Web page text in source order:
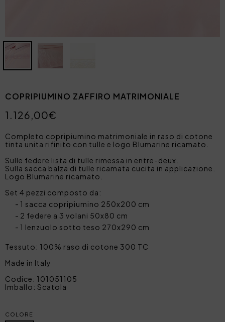
COPRIPIUMINO ZAFFIRO MATRIMONIALE
1.126,00€
Completo copripiumino matrimoniale in raso di cotone
tinta unita rifinito con tulle e logo Blumarine ricamato.
Sulle federe lista di tulle rimessa in entre-deux.
Sulla sacca balza di tulle ricamata cucita in applicazione.
Logo Blumarine ricamato.
Set 4 pezzi composto da:
1 sacca copripiumino 250x200 cm
2 federe a 3 volani 50x80 cm
1 lenzuolo sotto teso 270x290 cm
Tessuto: 100% raso di cotone 300 TC
Made in Italy
Codice: 101051105
Imballo: Scatola
COLORE